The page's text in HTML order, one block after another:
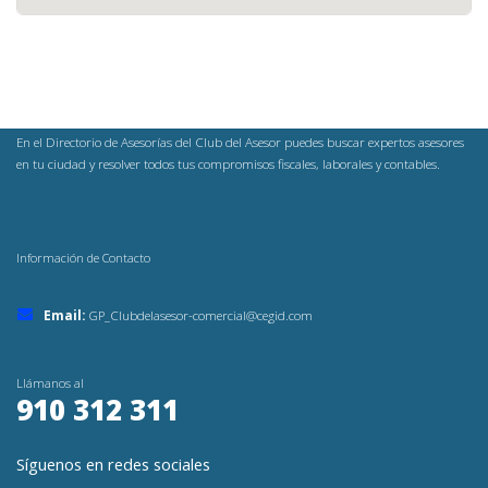
En el Directorio de Asesorías del Club del Asesor puedes buscar expertos asesores
en tu ciudad y resolver todos tus compromisos fiscales, laborales y contables.
Información de Contacto
Email: GP_Clubdelasesor-comercial@cegid.com
Llámanos al
910 312 311
Síguenos en redes sociales